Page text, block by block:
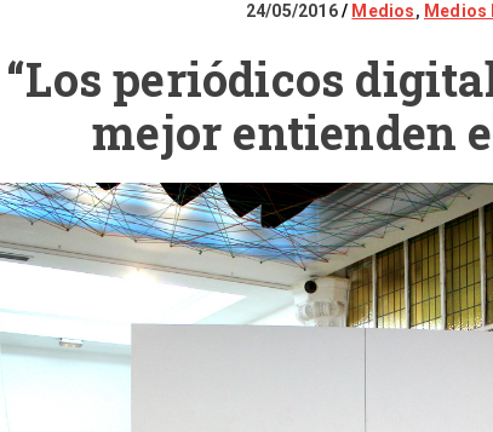
24/05/2016 Medios, Medios
“Los periódicos
mejor entienden